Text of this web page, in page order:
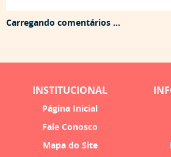
Carregando comentários ...
INSTITUCIONAL
Página Inicial
Fale Conosco
Mapa do Site